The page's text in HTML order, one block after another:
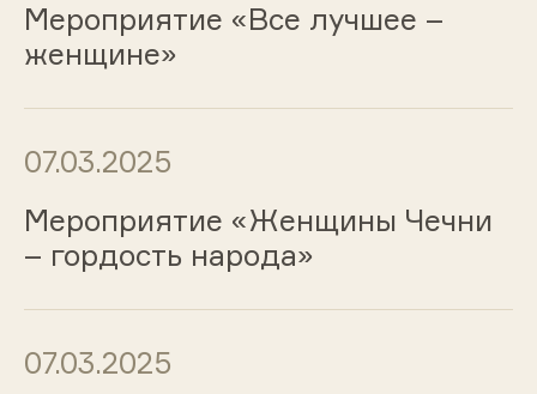
Мероприятие «Все лучшее –
женщине»
07.03.2025
Мероприятие «Женщины Чечни
– гордость народа»
07.03.2025